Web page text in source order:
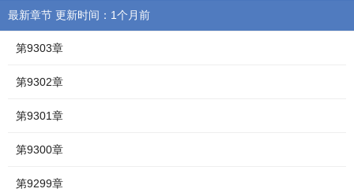
最新章节 更新时间：1个月前
第9303章
第9302章
第9301章
第9300章
第9299章